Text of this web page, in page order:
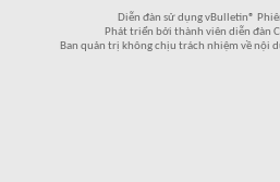
Diễn đàn sử dụng vBulletin®
Phát triển bởi thành viên diễn đàn
Ban quản trị không chịu trách nhiệm về nội